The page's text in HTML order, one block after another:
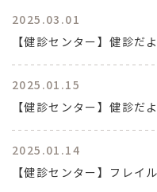
2025.03.01
【健診センター】健診
2025.01.15
【健診センター】健診
2025.01.14
【健診センター】フレイ